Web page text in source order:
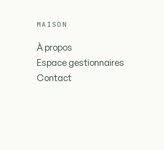
MAISON
À propos
Espace gestionnaires
Contact